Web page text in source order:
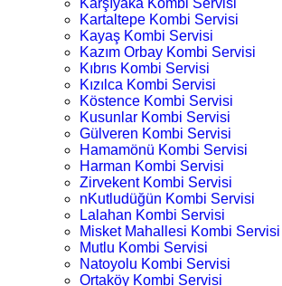
Karşıyaka Kombi Servisi
Kartaltepe Kombi Servisi
Kayaş Kombi Servisi
Kazım Orbay Kombi Servisi
Kıbrıs Kombi Servisi
Kızılca Kombi Servisi
Köstence Kombi Servisi
Kusunlar Kombi Servisi
Gülveren Kombi Servisi
Hamamönü Kombi Servisi
Harman Kombi Servisi
Zirvekent Kombi Servisi
nKutludüğün Kombi Servisi
Lalahan Kombi Servisi
Misket Mahallesi Kombi Servisi
Mutlu Kombi Servisi
Natoyolu Kombi Servisi
Ortaköy Kombi Servisi